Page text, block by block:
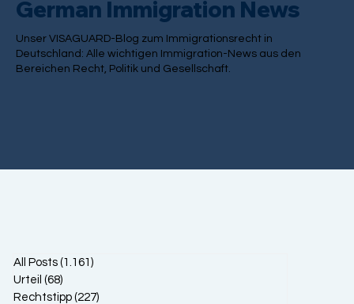
German Immigration News
Unser VISAGUARD-Blog zum Immigrationsrecht in
Deutschland: Alle wichtigen Immigration-News aus den
Bereichen Recht, Politik und Gesellschaft.
All Posts (1.161)
Urteil (68)
Rechtstipp (227)